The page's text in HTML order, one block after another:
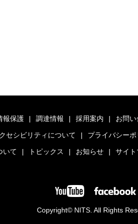
報保護 調達情報 採用案内 お問
セシビリティについて プライバシーポ
いて トピックス お知らせ サイ
Copyright© NITS. All Rights